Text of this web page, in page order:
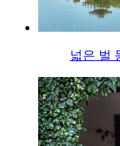
넓은 벌